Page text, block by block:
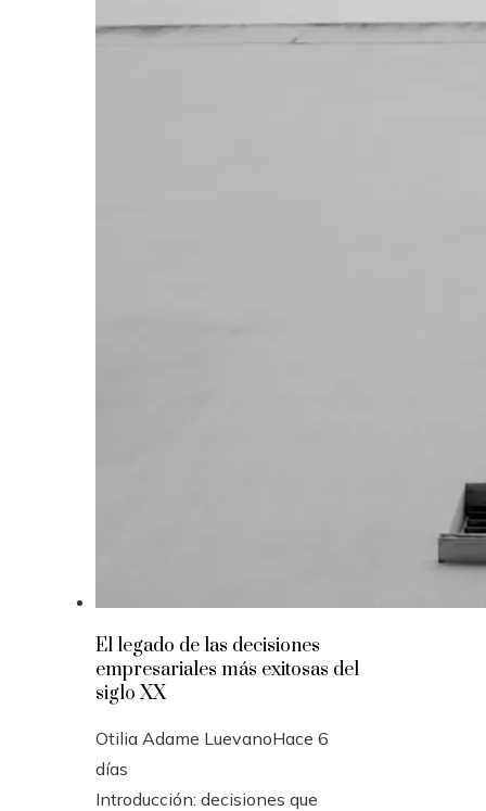
El legado de las decisiones
empresariales más exitosas del
siglo XX
Otilia Adame LuevanoHace 6
días
Introducción: decisiones que